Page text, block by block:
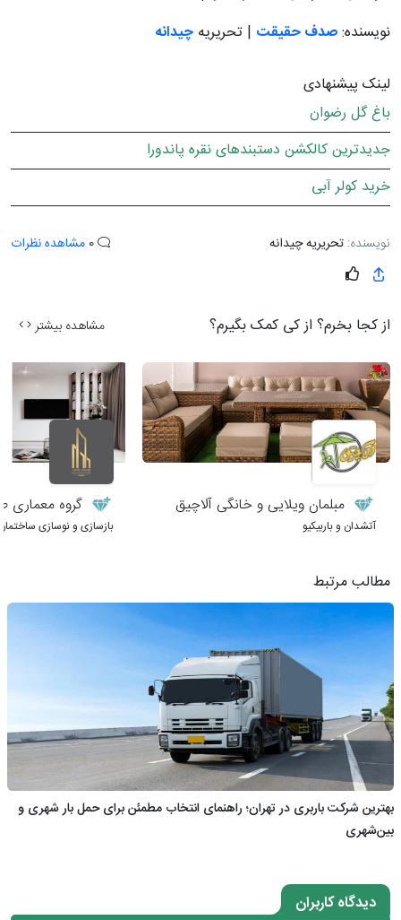
نویسنده:صدف حقیقت | تحریریه چیدانه
لینک پیشنهادی
باغ گل رضوان
جدیدترین کالکشن دستبندهای نقره پاندورا
خرید کولر آبی
نویسنده: تحریریه چیدانه مشاهده نظرات
از کجا بخرم؟ از کی کمک بگیرم؟ مشاهده بیشتر
مبلمان ویلایی و خانگی آلاچیق
آتشدان و باربیکیو
گروه معماری
بازسازی و نوسازی
مطالب مرتبط
بهترین شرکت باربری در تهران؛ راهنمای انتخاب مطمئن برای حمل بار شهری و
بین‌شهری
دیدگاه کاربران